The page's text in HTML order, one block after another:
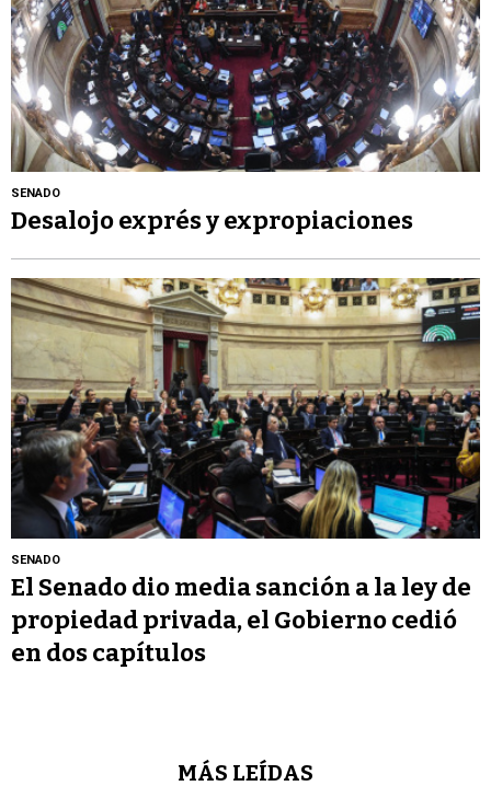
SENADO
Desalojo exprés y expropiaciones
SENADO
El Senado dio media sanción a la ley de
propiedad privada, el Gobierno cedió
en dos capítulos
MÁS LEÍDAS